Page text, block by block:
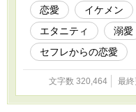
かり。
学級委員
ン。適
ンです。
ものとは
公開して
恋愛 イケメン
エタニティ
溺愛
セフレからの恋愛
文字数 320,464 最